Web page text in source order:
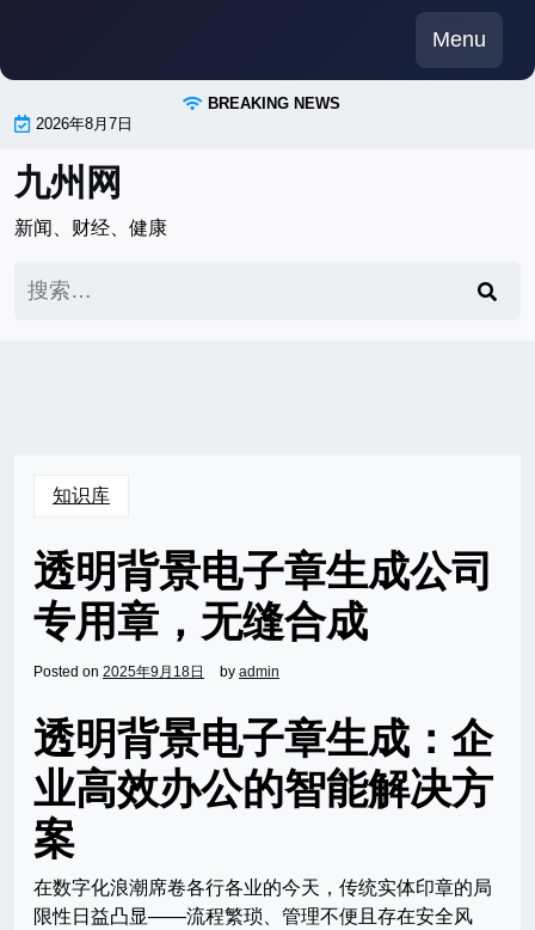
content
Menu
BREAKING NEWS
2026年8月7日
九州网
新闻、财经、健康
索：
知识库
透明背景电子章生成公司
专用章，无缝合成
Posted on 2025年9月18日 by admin
透明背景电子章生成：企
业高效办公的智能解决方
案
在数字化浪潮席卷各行各业的今天，传统实体印章的局
限性日益凸显——流程繁琐、管理不便且存在安全风